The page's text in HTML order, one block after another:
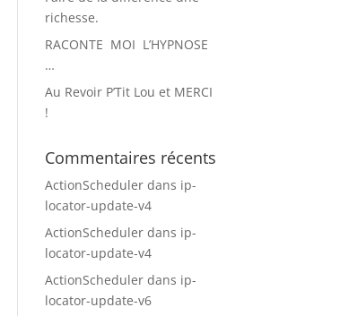
richesse.
RACONTE MOI L’HYPNOSE
…
Au Revoir P’Tit Lou et MERCI
!
Commentaires récents
ActionScheduler dans ip-
locator-update-v4
ActionScheduler dans ip-
locator-update-v4
ActionScheduler dans ip-
locator-update-v6